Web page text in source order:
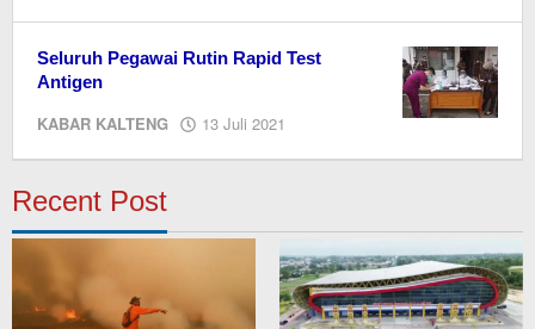
Seluruh Pegawai Rutin Rapid Test
Antigen
KABAR KALTENG 13 Juli 2021
Recent Post